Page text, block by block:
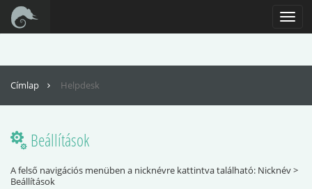
Az oldal teljes funkcionalitásának eléréséhez engedélyezni kell a
JavaScriptet. Itt találhatók
az instrukciók, hogy hogyan engedélyezheti a JavaScriptet a böngészőjében
Címlap Helpdesk
Beállítások
A felső navigációs menüben a nicknévre kattintva található: Nicknév >
Beállítások